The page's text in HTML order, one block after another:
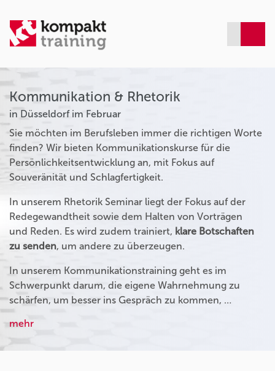
Kommunikation & Rhetorik
in Düsseldorf im Februar
Sie möchten im Berufsleben immer die richtigen Worte
finden? Wir bieten Kommunikationskurse für die
Persönlichkeitsentwicklung an, mit Fokus auf
Souveränität und Schlagfertigkeit.
In unserem Rhetorik Seminar liegt der Fokus auf der
Redegewandtheit sowie dem Halten von Vorträgen
und Reden. Es wird zudem trainiert, klare Botschaften
zu senden, um andere zu überzeugen.
In unserem Kommunikationstraining geht es im
Schwerpunkt darum, die eigene Wahrnehmung zu
schärfen, um besser ins Gespräch zu kommen, …
mehr